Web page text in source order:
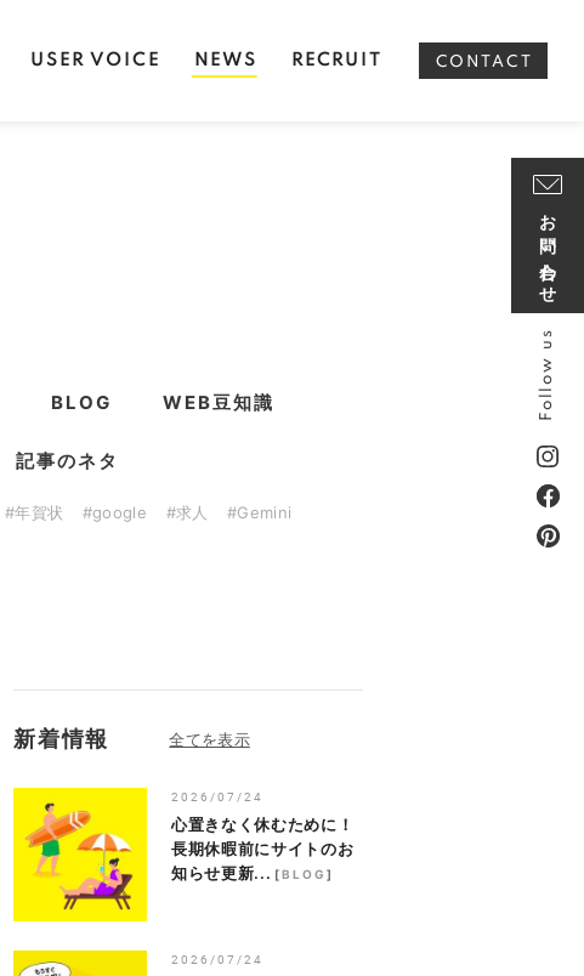
USER VOICE NEWS RECRUIT CONTACT
BLOG WEB豆知識
記事のネタ
#年賀状 #google #求人
#Gemini
新着情報
2026/07/24
心置きなく休むために！
長期休暇前にサイトのお
知らせ更新... [BLOG]
2026/07/24
お問い合わせ
Follow us